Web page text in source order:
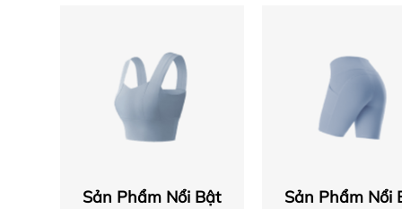
Sản Phẩm Nổi Bật Sản Phẩm Nổi